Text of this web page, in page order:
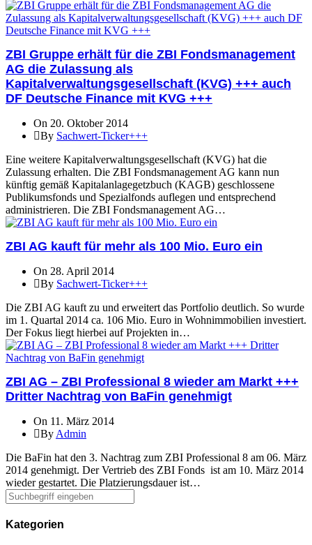
ZBI Gruppe erhält für die ZBI Fondsmanagement
AG die Zulassung als
Kapitalverwaltungsgesellschaft (KVG) +++ auch
DF Deutsche Finance mit KVG +++
On 20. Oktober 2014
By Sachwert-Ticker+++
Eine weitere Kapitalverwaltungsgesellschaft (KVG) hat die
Zulassung erhalten. Die ZBI Fondsmanagement AG kann nun
künftig gemäß Kapitalanlagegetzbuch (KAGB) geschlossene
Publikumsfonds und Spezialfonds auflegen und entsprechend
administrieren. Die ZBI Fondsmanagement AG…
ZBI AG kauft für mehr als 100 Mio. Euro ein
On 28. April 2014
By Sachwert-Ticker+++
Die ZBI AG kauft zu und erweitert das Portfolio deutlich. So wurde
im 1. Quartal 2014 ca. 106 Mio. Euro in Wohnimmobilien investiert.
Der Fokus liegt hierbei auf Projekten in…
ZBI AG – ZBI Professional 8 wieder am Markt +++
Dritter Nachtrag von BaFin genehmigt
On 11. März 2014
By Admin
Die BaFin hat den 3. Nachtrag zum ZBI Professional 8 am 06. März
2014 genehmigt. Der Vertrieb des ZBI Fonds ist am 10. März 2014
wieder gestartet. Die Platzierungsdauer ist…
Kategorien